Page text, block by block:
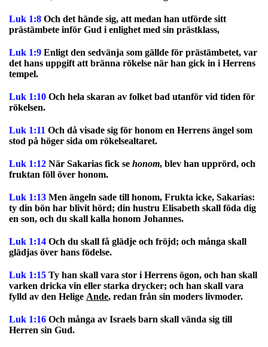
Luk 1:8 Och det hände sig, att medan han utförde sitt
prästämbete inför Gud i enlighet med sin prästklass,
Luk 1:9 Enligt den sedvänja som gällde för prästämbetet, var
det hans uppgift att bränna rökelse när han gick in i Herrens
tempel.
Luk 1:10 Och hela skaran av folket bad utanför vid tiden för
rökelsen.
Luk 1:11 Och då visade sig för honom en Herrens ängel som
stod på höger sida om rökelsealtaret.
Luk 1:12 När Sakarias fick se honom, blev han upprörd, och
fruktan föll över honom.
Luk 1:13 Men ängeln sade till honom, Frukta icke, Sakarias:
ty din bön har blivit hörd; din hustru Elisabeth skall föda dig
en son, och du skall kalla honom Johannes.
Luk 1:14 Och du skall få glädje och fröjd; och många skall
glädjas över hans födelse.
Luk 1:15 Ty han skall vara stor i Herrens ögon, och han skall
varken dricka vin eller starka drycker; och han skall vara
fylld av den Helige Ande, redan från sin moders livmoder.
Luk 1:16 Och många av Israels barn skall vända sig till
Herren sin Gud.